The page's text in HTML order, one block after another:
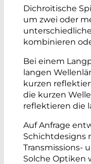
Dichroitische
um zwei oder
kombinieren
Bei einem
langen
kurzen
die kurzen
reflektieren die
Auf Anfrage
Schichtdesigns
Transmissions-
Solche Optiken